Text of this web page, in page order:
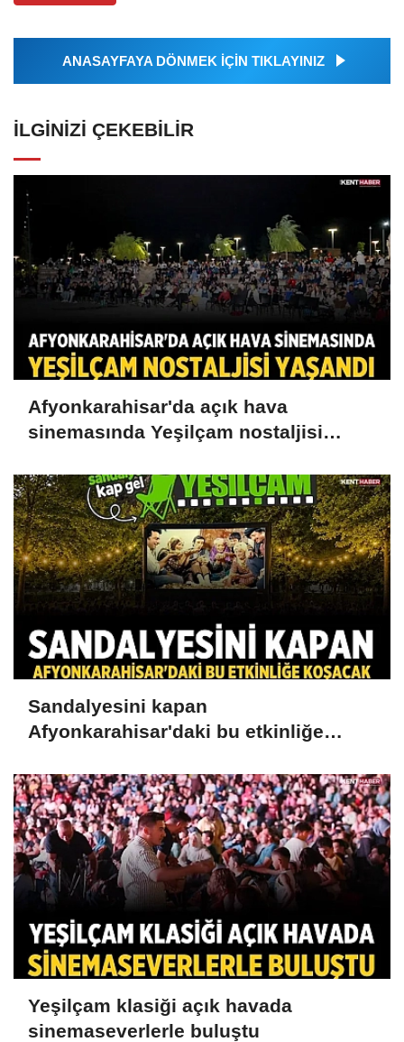
ANASAYFAYA DÖNMEK İÇİN TIKLAYINIZ
İLGINIZI ÇEKEBILIR
Afyonkarahisar'da açık hava
sinemasında Yeşilçam nostaljisi
Sandalyesini kapan
Afyonkarahisar'daki bu etkinliğe
Yeşilçam klasiği açık havada
sinemaseverlerle buluştu